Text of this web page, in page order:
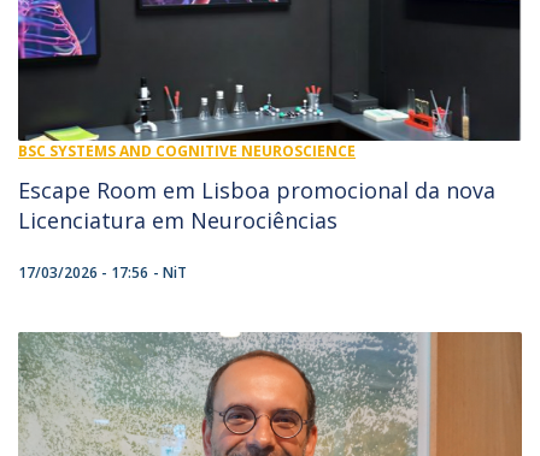
BSC SYSTEMS AND COGNITIVE NEUROSCIENCE
Escape Room em Lisboa promocional da nova
Licenciatura em Neurociências
17/03/2026 - 17:56 NiT